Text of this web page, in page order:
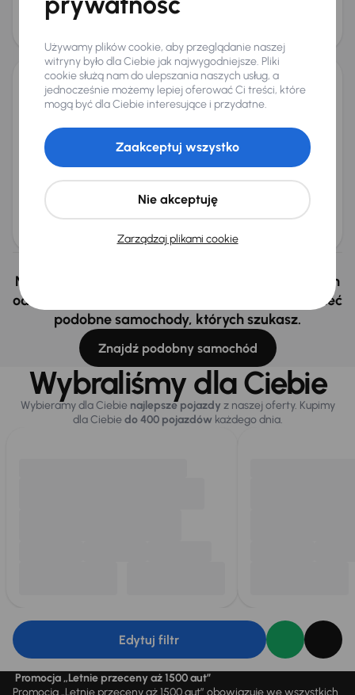
obniżką
Renault Talisman
55 371 km 1.3 TCe 117 kW
Auta krajowe
+4 kolejnych
Miesięczna rata
od 342 zł
Cena promocyjna
54 500 zł
Cena
Nie wybrałeś auto z oferty? Nie szkodzi, w naszych
oddziałach w Czechach i na Słowacji możemy mieć
podobne samochody, których szukasz.
Znajdź podobny samochód
Wybraliśmy dla Ciebie
Wybieramy dla Ciebie najlepsze pojazdy z naszej oferty. Kupimy
dla Ciebiedo 400 pojazdówkażdego dnia.
Edytuj filtr
Promocja „Letnie przeceny aż 1500 aut”
Promocja „Letnie przeceny aż 1500 aut” obowiązuje we wszystkich
Używamy plików cookie, aby przeglądanie naszej
witryny było dla Ciebie jak najwygodniejsze. Pliki
cookie służą nam do ulepszania naszych usług, a
jednocześnie możemy lepiej oferować Ci treści, które
mogą być dla Ciebie interesujące i przydatne.
Zarządzaj plikami cookie
Nie akceptuję
Zaakceptuj wszystko